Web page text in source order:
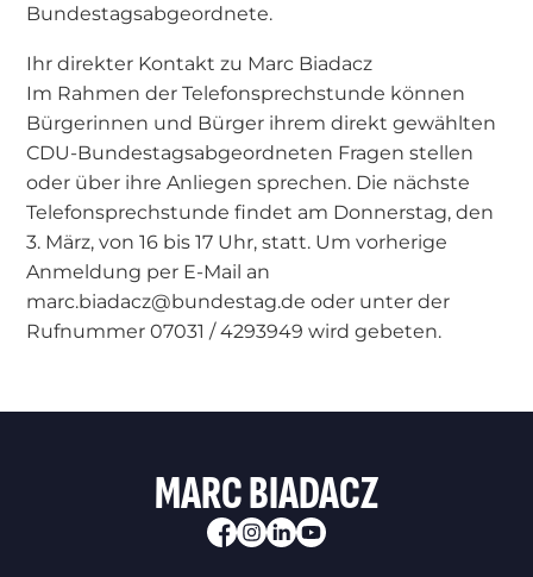
Bundestagsabgeordnete.
Ihr direkter Kontakt zu Marc Biadacz
Im Rahmen der Telefonsprechstunde können
Bürgerinnen und Bürger ihrem direkt gewählten
CDU-Bundestagsabgeordneten Fragen stellen
oder über ihre Anliegen sprechen. Die nächste
Telefonsprechstunde findet am Donnerstag, den
3. März, von 16 bis 17 Uhr, statt. Um vorherige
Anmeldung per E-Mail an
marc.biadacz@bundestag.de oder unter der
Rufnummer 07031 / 4293949 wird gebeten.
MARC BIADACZ